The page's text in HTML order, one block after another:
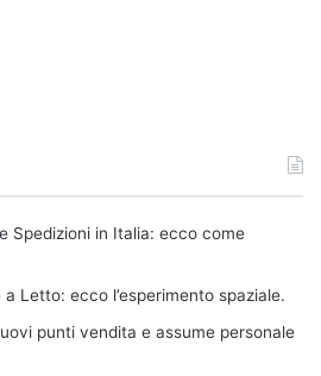
Spedizioni in Italia: ecco come
Letto: ecco l’esperimento spaziale.
punti vendita e assume personale